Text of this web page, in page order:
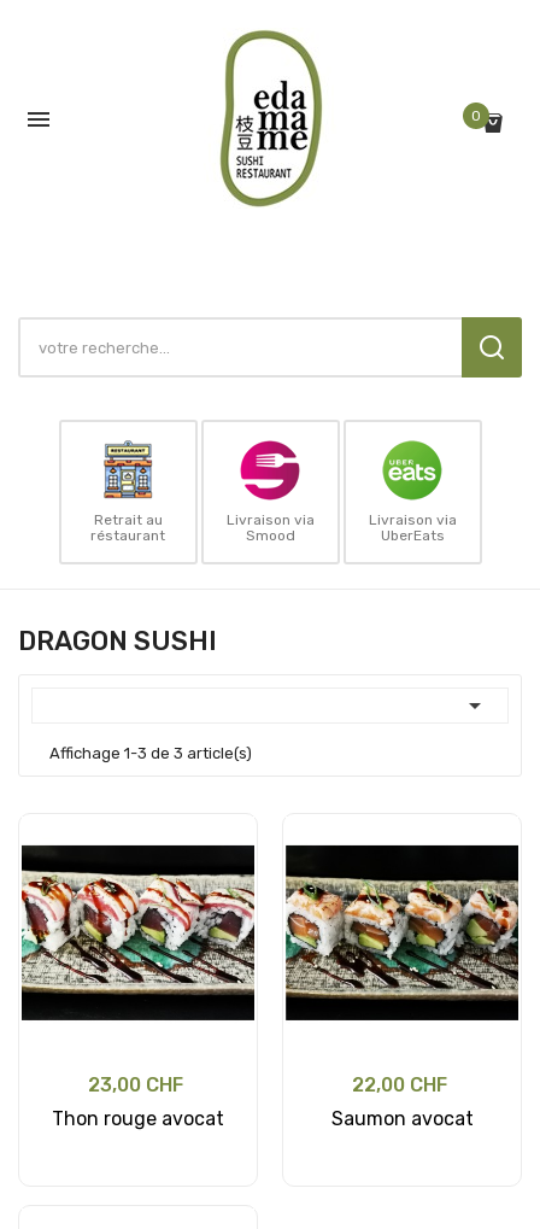
 0
Retrait au
réstaurant
Livraison via
Smood
Livraison via
UberEats
DRAGON SUSHI

Affichage 1-3 de 3 article(s)
23,00 CHF
Thon rouge avocat
22,00 CHF
Saumon avocat